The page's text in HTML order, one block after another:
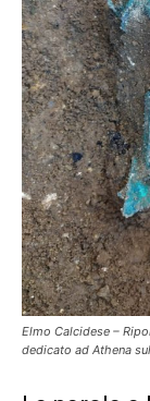
Elmo Calcidese –
dedicato ad Athena